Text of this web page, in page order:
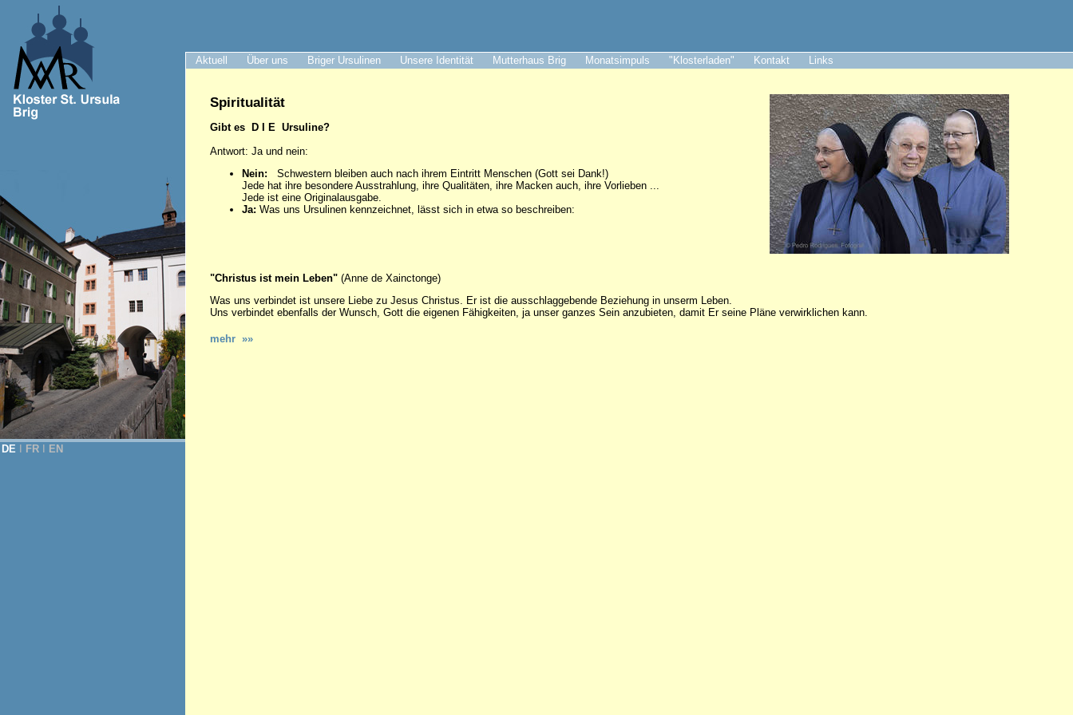
Aktuell Über uns Briger Ursulinen Unsere Identität Mutterhaus Brig Monatsimpuls "Klosterladen" Kontakt Links
DE FR EN
Spiritualität
Gibt es D I E Ursuline?
Antwort: Ja und nein:
Nein: Schwestern bleiben auch nach ihrem Eintritt Menschen (Gott sei Dank!)
Jede hat ihre besondere Ausstrahlung, ihre Qualitäten, ihre Macken auch, ihre Vorlieben ...
Jede ist eine Originalausgabe.
Ja: Was uns Ursulinen kennzeichnet, lässt sich in etwa so beschreiben:
"Christus ist mein Leben" (Anne de Xainctonge)
Was uns verbindet ist unsere Liebe zu Jesus Christus. Er ist die ausschlaggebende Beziehung in unserm Leben.
Uns verbindet ebenfalls der Wunsch, Gott die eigenen Fähigkeiten, ja unser ganzes Sein anzubieten, damit Er seine Pläne verwirklichen kann.
mehr »»